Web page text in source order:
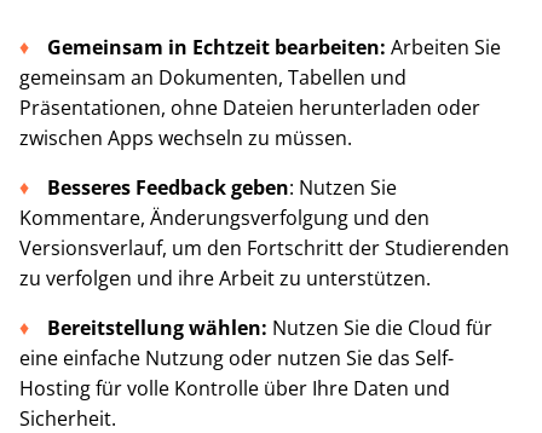
Gemeinsam in Echtzeit bearbeiten: Arbeiten Sie
gemeinsam an Dokumenten, Tabellen und
Präsentationen, ohne Dateien herunterladen oder
zwischen Apps wechseln zu müssen.
Besseres Feedback geben: Nutzen Sie
Kommentare, Änderungsverfolgung und den
Versionsverlauf, um den Fortschritt der Studierenden
zu verfolgen und ihre Arbeit zu unterstützen.
Bereitstellung wählen: Nutzen Sie die Cloud für
eine einfache Nutzung oder nutzen Sie das Self-
Hosting für volle Kontrolle über Ihre Daten und
Sicherheit.